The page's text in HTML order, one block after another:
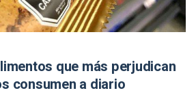
que más perjudican
consumen a diario